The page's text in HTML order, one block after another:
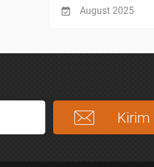
August 2025